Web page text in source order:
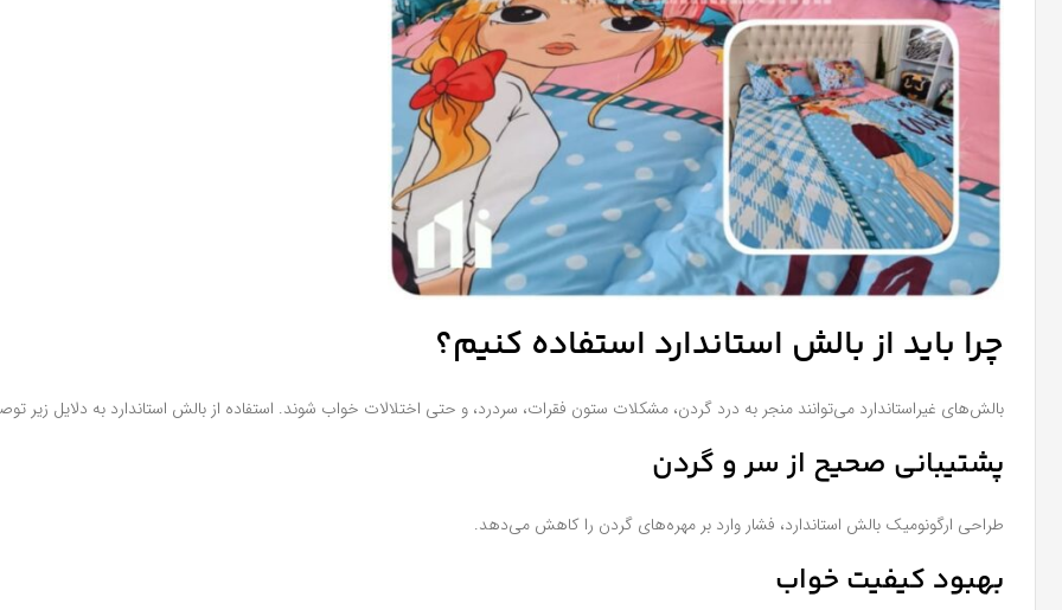
چرا باید از بالش استاندارد استفاده کنیم؟
بالش‌های غیراستاندارد می‌توانند منجر به درد گردن، مشکلات ستون فقرات، سردرد، و حتی اختلالات خواب شوند. استفاده از بالش استاندارد به دلایل زیر
پشتیبانی صحیح از سر و گردن
طراحی ارگونومیک بالش استاندارد، فشار وارد بر مهره‌های گردن را کاهش می‌دهد.
بهبود کیفیت خواب